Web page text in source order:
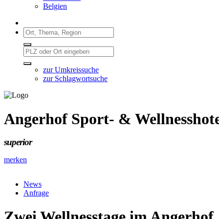
Belgien
zur Umkreissuche
zur Schlagwortsuche
Angerhof Sport- &
superior
merken
News
Anfrage